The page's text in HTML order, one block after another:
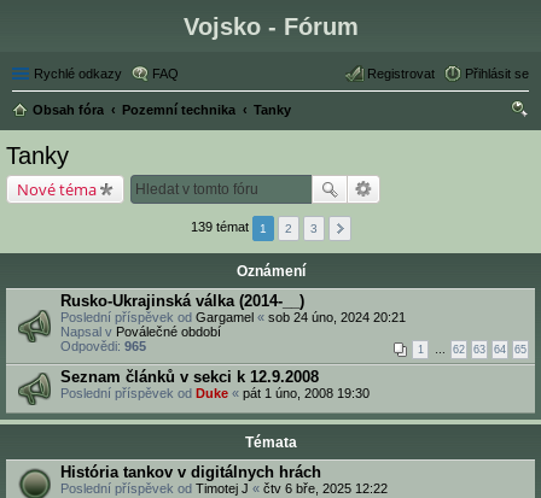
Vojsko - Fórum
Rychlé odkazy FAQ Přihlásit se
Registrovat
Obsah fóra Pozemní technika
Tanky
Tanky
Nové téma
139 témat 1 2 3
Oznámení
Rusko-Ukrajinská válka (2014-__)
Poslední příspěvek od Gargamel « sob 24 úno, 2024 20:21
Napsal v Poválečné období
Odpovědi: 965 1 … 62 63 64 65
Seznam článků v sekci k 12.9.2008
Poslední příspěvek od Duke « pát 1 úno, 2008 19:30
Témata
História tankov v digitálnych hrách
Poslední příspěvek od Timotej J « čtv 6 bře, 2025 12:22